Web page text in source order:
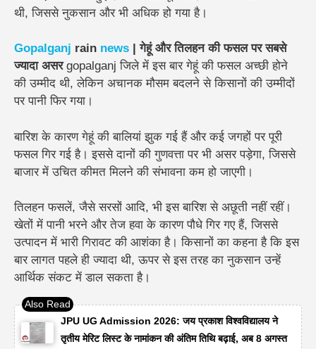
थी, जिससे नुकसान और भी अधिक हो गया है।
Gopalganj rain news | गेहूं और तिलहन की फसल पर सबसे
ज्यादा असरgopalganj जिले में इस बार गेहूं की फसल अच्छी होने
की उम्मीद थी, लेकिन अचानक मौसम बदलने से किसानों की उम्मीदों
पर पानी फिर गया।
बारिश के कारण गेहूं की बालियां झुक गई हैं और कई जगहों पर पूरी
फसल गिर गई है। इससे दानों की गुणवत्ता पर भी असर पड़ेगा, जिससे
बाजार में उचित कीमत मिलने की संभावना कम हो जाएगी।
तिलहन फसलें, जैसे सरसों आदि, भी इस बारिश से अछूती नहीं रहीं।
खेतों में पानी भरने और तेज हवा के कारण पौधे गिर गए हैं, जिससे
उत्पादन में भारी गिरावट की आशंका है। किसानों का कहना है कि इस
बार लागत पहले ही ज्यादा थी, ऊपर से इस तरह का नुकसान उन्हें
आर्थिक संकट में डाल सकता है।
JPU UG Admission 2026: जय प्रकाश विश्वविद्यालय ने
तृतीय मेरिट लिस्ट के नामांकन की अंतिम तिथि बढ़ाई, अब 8 अगस्त